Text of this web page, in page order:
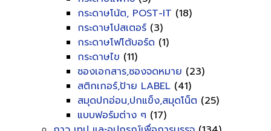
กระดาษโน้ต, POST-IT (18)
กระดาษโปสเตอร์ (3)
กระดาษโฟโต้บอร์ด (1)
กระดาษไข (11)
ซองเอกสาร,ซองจดหมาย (23)
สติกเกอร์,ป้าย LABEL (41)
สมุดปกอ่อน,ปกแข็ง,สมุดโน็ต (25)
แบบฟอร์มต่าง ๆ (17)